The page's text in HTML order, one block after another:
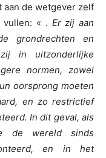
de wetgever zelf
« . Er zij aan
grondrechten en
in uitzonderlijke
normen, zowel
oorsprong moeten
en zo restrictief
In dit geval, als
de wereld sinds
en in het